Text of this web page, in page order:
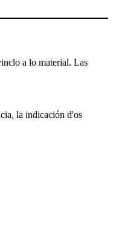
a lo material. Las
la indicación d'os